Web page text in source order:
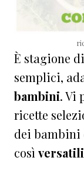
È stagione di
semplici,
bambini. Vi
ricette
dei bambini
così